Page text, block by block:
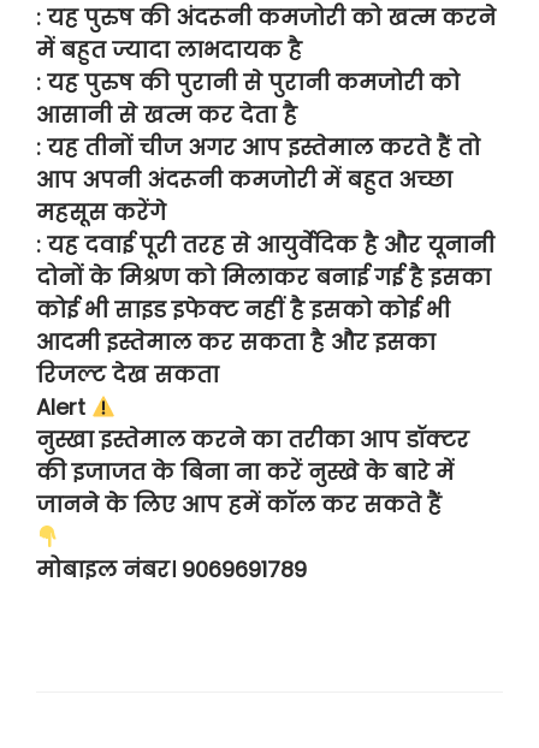
: यह पुरुष की अंदरूनी कमजोरी को खत्म करने
में बहुत ज्यादा लाभदायक है
: यह पुरुष की पुरानी से पुरानी कमजोरी को
आसानी से खत्म कर देता है
: यह तीनों चीज अगर आप इस्तेमाल करते हैं तो
आप अपनी अंदरूनी कमजोरी में बहुत अच्छा
महसूस करेंगे
: यह दवाई पूरी तरह से आयुर्वेदिक है और यूनानी
दोनों के मिश्रण को मिलाकर बनाई गई है इसका
कोई भी साइड इफेक्ट नहीं है इसको कोई भी
आदमी इस्तेमाल कर सकता है और इसका
रिजल्ट देख सकता
Alert
नुस्खा इस्तेमाल करने का तरीका आप डॉक्टर
की इजाजत के बिना ना करें नुस्खे के बारे में
जानने के लिए आप हमें कॉल कर सकते हैं
मोबाइल नंबर। 9069691789